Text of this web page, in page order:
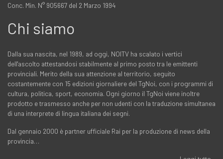
Conc. Min. N° 905667 del 2 Marzo 1994
Chi siamo
Dalla sua nascita, nel 1989, ad oggi, NOITV ha scalato i vertici
dell'ascolto attestandosi stabilmente al primo posto tra le emittenti
provinciali. Merito della sua attenzione al territorio, seguito
costantemente con 15 edizioni giornaliere del TgNoi, con i programmi di
cultura, politica, sport, economia. Ogni giorno il TgNoi viene inoltre
prodotto e trasmesso anche per non udenti con la traduzione simultanea
di una interprete di lingua italiana dei segni.
Dal gennaio 2000 è partner ufficiale Rai per la produzione di news della
provincia…